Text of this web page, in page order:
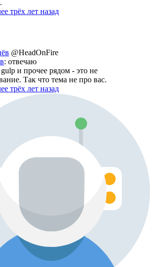
трёх лет назад
@HeadOnFire
: отвечаю
gulp и прочее рядом - это не
Так что тема не про вас.
трёх лет назад